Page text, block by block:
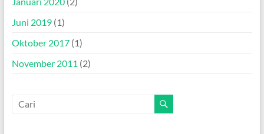
Juni 2019(1)
Oktober 2017(1)
November 2011 (2)